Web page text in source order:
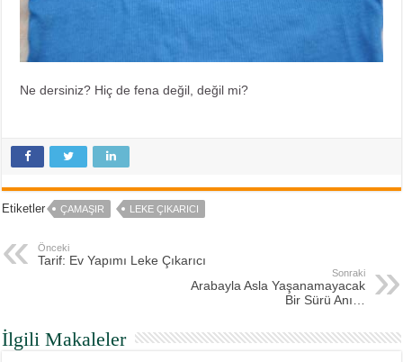
Ne dersiniz? Hiç de fena değil, değil mi?
Etiketler ÇAMAŞIR LEKE ÇIKARICI
Önceki
Tarif: Ev Yapımı Leke Çıkarıcı
Sonraki
Arabayla Asla Yaşanamayacak
Bir Sürü Anı…
İlgili Makaleler